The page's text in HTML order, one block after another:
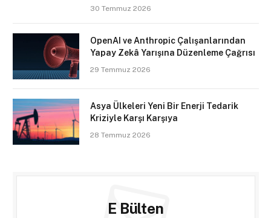
30 Temmuz 2026
OpenAI ve Anthropic Çalışanlarından
Yapay Zekâ Yarışına Düzenleme Çağrısı
29 Temmuz 2026
Asya Ülkeleri Yeni Bir Enerji Tedarik
Kriziyle Karşı Karşıya
28 Temmuz 2026
E Bülten